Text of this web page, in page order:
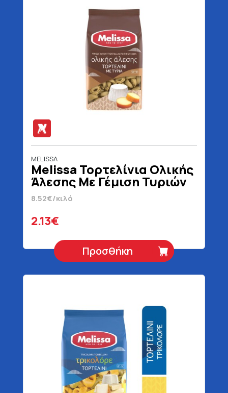
MELISSA
Melissa Τορτελίνια Ολικής
Άλεσης Με Γέμιση Τυριών
250 gr
8.52€/κιλό
2.13€
Προσθήκη